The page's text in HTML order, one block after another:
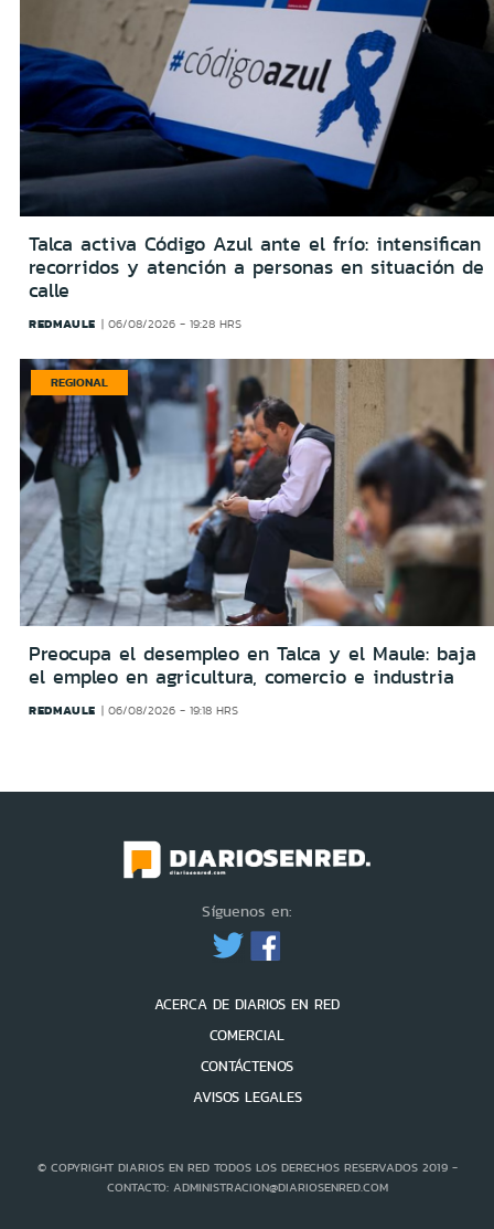
Talca activa Código Azul ante el frío: intensifican
recorridos y atención a personas en situación de
calle
REDMAULE 06/08/2026 - 19:28 HRS
REGIONAL
Preocupa el desempleo en Talca y el Maule: baja
el empleo en agricultura, comercio e industria
REDMAULE 06/08/2026 - 19:18 HRS
Síguenos en:
ACERCA DE DIARIOS EN RED
COMERCIAL
CONTÁCTENOS
AVISOS LEGALES
© COPYRIGHT DIARIOS EN RED TODOS LOS DERECHOS RESERVADOS 2019 -
CONTACTO: ADMINISTRACION@DIARIOSENRED.COM